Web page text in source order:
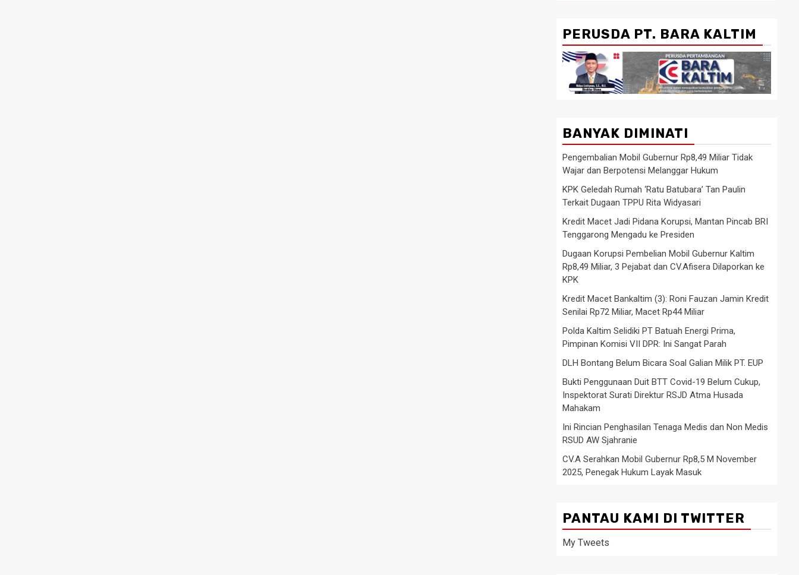
PERUSDA PT. BARA KALTIM
BANYAK DIMINATI
Pengembalian Mobil Gubernur Rp8,49 Miliar Tidak
Wajar dan Berpotensi Melanggar Hukum
KPK Geledah Rumah ‘Ratu Batubara’ Tan Paulin
Terkait Dugaan TPPU Rita Widyasari
Kredit Macet Jadi Pidana Korupsi, Mantan Pincab BRI
Tenggarong Mengadu ke Presiden
Dugaan Korupsi Pembelian Mobil Gubernur Kaltim
Rp8,49 Miliar, 3 Pejabat dan CV.Afisera Dilaporkan ke
KPK
Kredit Macet Bankaltim (3): Roni Fauzan Jamin Kredit
Senilai Rp72 Miliar, Macet Rp44 Miliar
Polda Kaltim Selidiki PT Batuah Energi Prima,
Pimpinan Komisi VII DPR: Ini Sangat Parah
DLH Bontang Belum Bicara Soal Galian Milik PT. EUP
Bukti Penggunaan Duit BTT Covid-19 Belum Cukup,
Inspektorat Surati Direktur RSJD Atma Husada
Mahakam
Ini Rincian Penghasilan Tenaga Medis dan Non Medis
RSUD AW Sjahranie
CV.A Serahkan Mobil Gubernur Rp8,5 M November
2025, Penegak Hukum Layak Masuk
PANTAU KAMI DI TWITTER
My Tweets